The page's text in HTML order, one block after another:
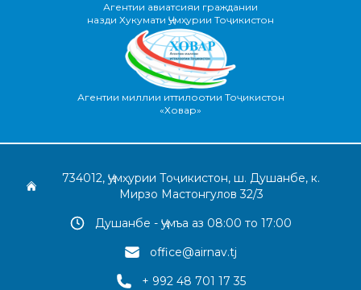
Агентии авиатсияи граждании
назди Хукумати Ҷумҳурии Тоҷикистон
Агентии миллии иттилоотии Тоҷикистон
«Ховар»
734012, Ҷумҳурии Тоҷикистон, ш. Душанбе, к.
Мирзо Мастонгулов 32/3
Душанбе - Ҷумъа аз 08:00 то 17:00
office@airnav.tj
+ 992 48 701 17 35